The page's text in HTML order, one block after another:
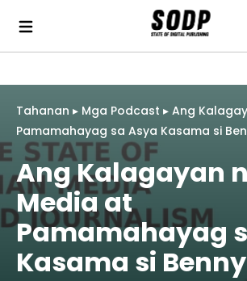
Tahanan ▸ Mga Podcast ▸ Ang
Pamamahayag sa Asya Kasama si
Ang Kalagayan
Media at
Pamamahayag
Kasama si